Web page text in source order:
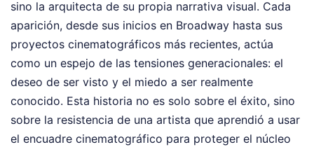
sino la arquitecta de su propia narrativa visual. Cada
aparición, desde sus inicios en Broadway hasta sus
proyectos cinematográficos más recientes, actúa
como un espejo de las tensiones generacionales: el
deseo de ser visto y el miedo a ser realmente
conocido. Esta historia no es solo sobre el éxito, sino
sobre la resistencia de una artista que aprendió a usar
el encuadre cinematográfico para proteger el núcleo